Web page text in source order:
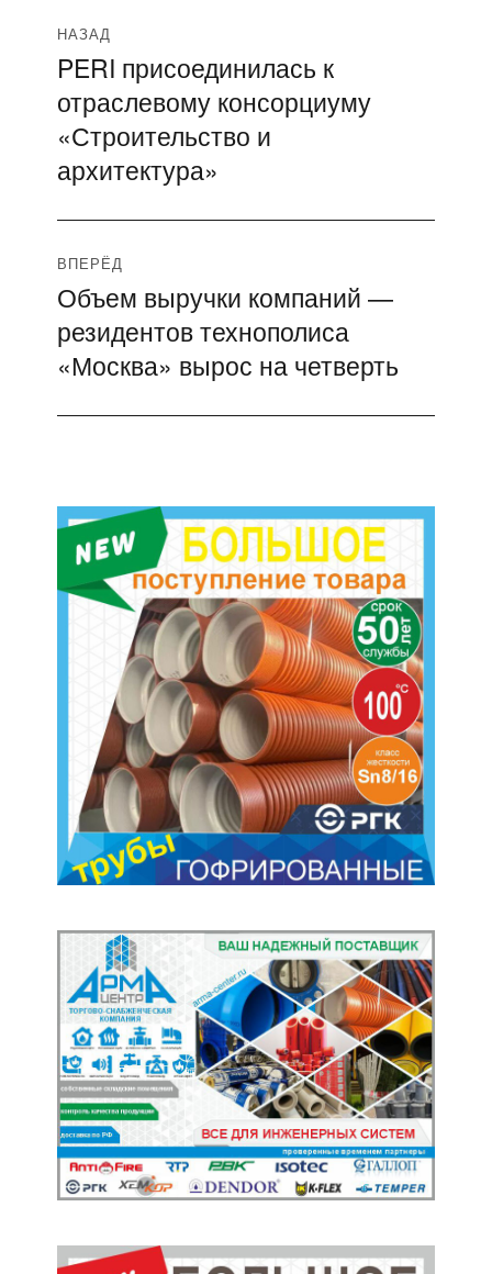
Навигация
по
записям
НАЗАД
Предыдущая
запись:
PERI присоединилась к
отраслевому консорциуму
«Строительство и
архитектура»
ВПЕРЁД
Следующая
запись:
Объем выручки компаний —
резидентов технополиса
«Москва» вырос на четверть